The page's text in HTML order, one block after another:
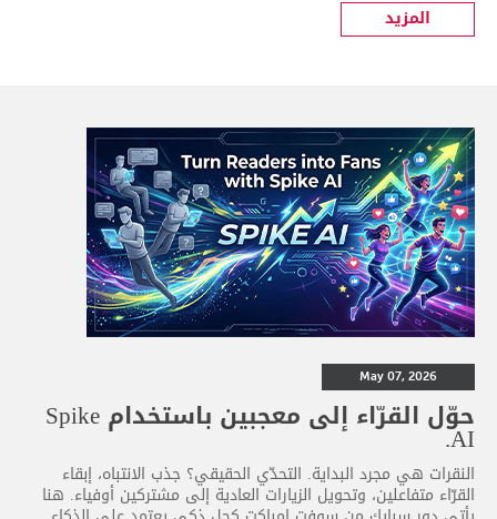
المزيد
May 07, 2026
حوّل القرّاء إلى معجبين باستخدام Spike
AI.
النقرات هي مجرد البداية. التحدّي الحقيقي؟ جذب الانتباه، إبقاء
القرّاء متفاعلين، وتحويل الزيارات العادية إلى مشتركين أوفياء. هنا